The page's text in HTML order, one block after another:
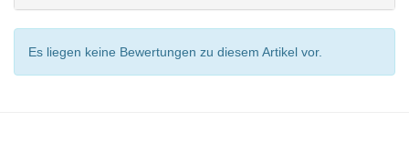
Es liegen keine Bewertungen zu diesem Artikel vor.